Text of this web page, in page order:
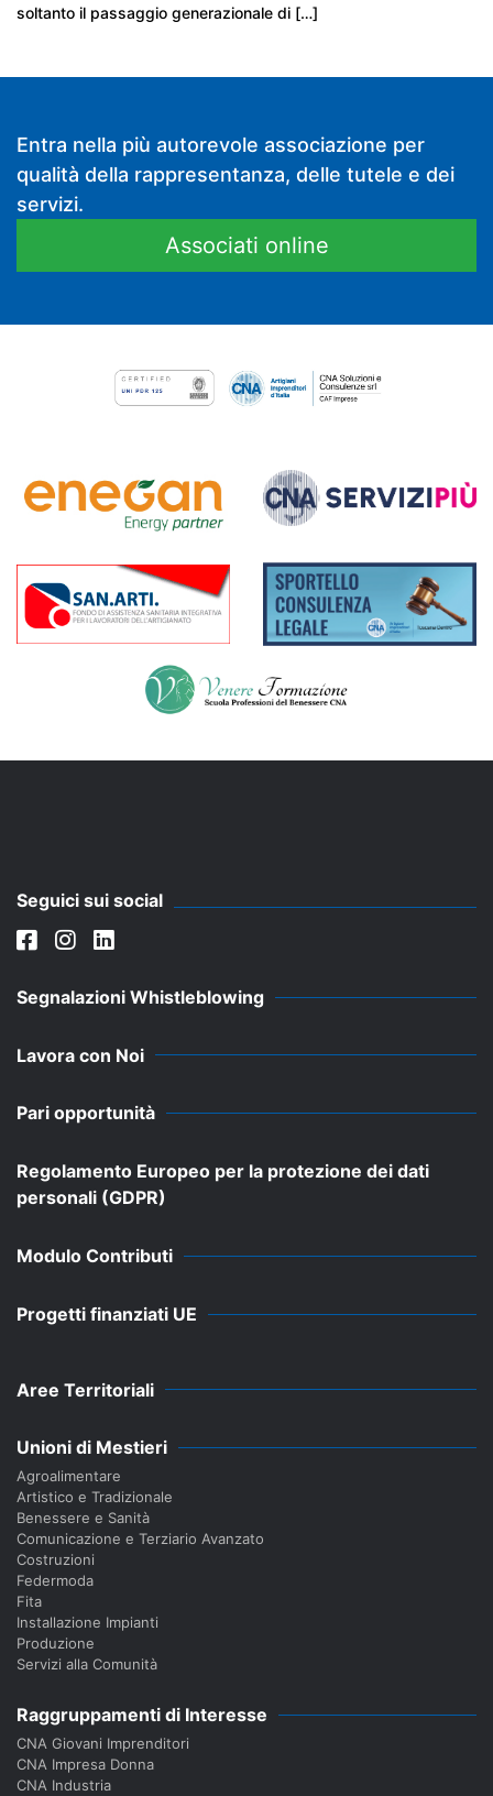
soltanto il passaggio generazionale di […]
Entra nella più autorevole associazione per
qualità della rappresentanza, delle tutele e dei
servizi.
Associati online
Seguici sui social
Segnalazioni Whistleblowing
Lavora con Noi
Pari opportunità
Regolamento Europeo per la protezione dei dati
personali (GDPR)
Modulo Contributi
Progetti finanziati UE
Aree Territoriali
Unioni di Mestieri
Agroalimentare
Artistico e Tradizionale
Benessere e Sanità
Comunicazione e Terziario Avanzato
Costruzioni
Federmoda
Fita
Installazione Impianti
Produzione
Servizi alla Comunità
Raggruppamenti di Interesse
CNA Giovani Imprenditori
CNA Impresa Donna
CNA Industria